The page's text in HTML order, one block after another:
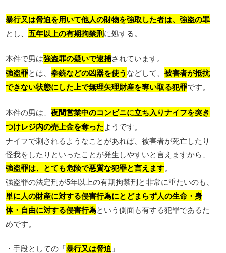
暴行又は脅迫を用いて他人の財物を強取した者は、強盗の罪
とし、五年以上の有期拘禁刑に処する。
本件で男は強盗罪の疑いで逮捕されています。
強盗罪とは、拳銃などの凶器を使うなどして、被害者が抵抗
できない状態にした上で無理矢理財産を奪い取る犯罪です。
本件の男は、夜間営業中のコンビニに立ち入りナイフを突き
つけレジ内の売上金を奪ったようです。
ナイフで刺されるようなことがあれば、被害者が死亡したり
怪我をしたりといったことが発生しやすいと言えますから、
強盗罪は、とても危険で悪質な犯罪と言えます。
強盗罪の法定刑が5年以上の有期拘禁刑と非常に重たいのも、
単に人の財産に対する侵害行為にとどまらず人の生命・身
体・自由に対する侵害行為という側面も有する犯罪であるた
めです。
・手段としての「暴行又は脅迫 」